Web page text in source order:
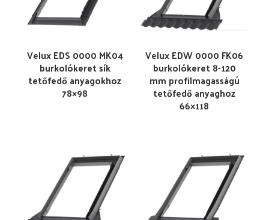
Velux EDS 0000 MK04
burkolókeret sík
tetőfedő anyagokhoz
78×98
Velux EDW 0000 FK06
burkolókeret 8-120
mm profilmagasságú
tetőfedő anyaghoz
66×118